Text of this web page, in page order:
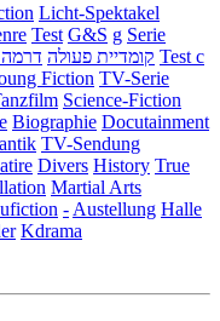
Licht-Spektakel
Test G&S g Serie
קומדיית פעולה דרמה
Test c
Fiction TV-Serie
Science-Fiction
Biographie Docutainment
TV-Sendung
Divers History True
Martial Arts
- Austellung Halle
Kdrama